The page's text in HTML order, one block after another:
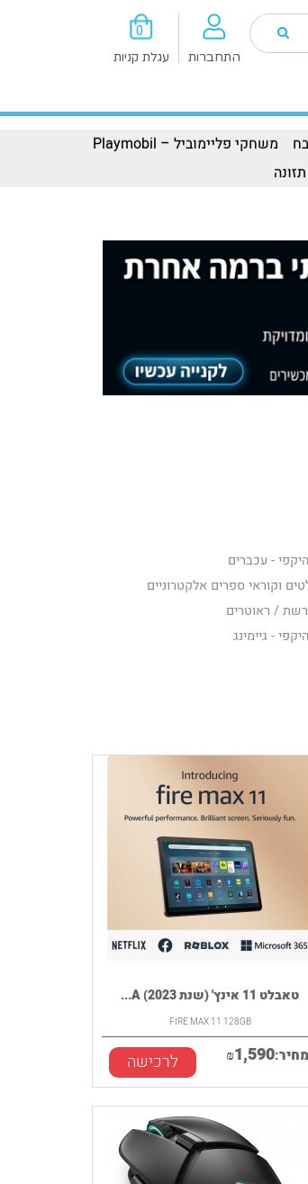
0
עגלת קניות התחברות
משחקי פליימוביל – Playmobil
- עכברים
וקוראי ספרים אלקטרוניים
רשת / ראוטרים
- גיימינג
טאבלט 11 אינץ' (שנת 2023) A...
FIRE MAX 11 128GB
מחיר: ₪1,590 לרכישה